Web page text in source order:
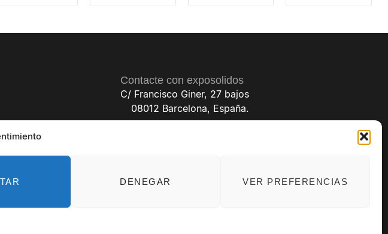
DENEGAR VER PREFERENCIAS
Contacte con exposolidos
C/ Francisco Giner, 27 bajos
08012 Barcelona, España.
B60035490 – Registro Mercantil: folio 22, tomo 22.184 hoja nºB-32669
de CookiesAviso legal